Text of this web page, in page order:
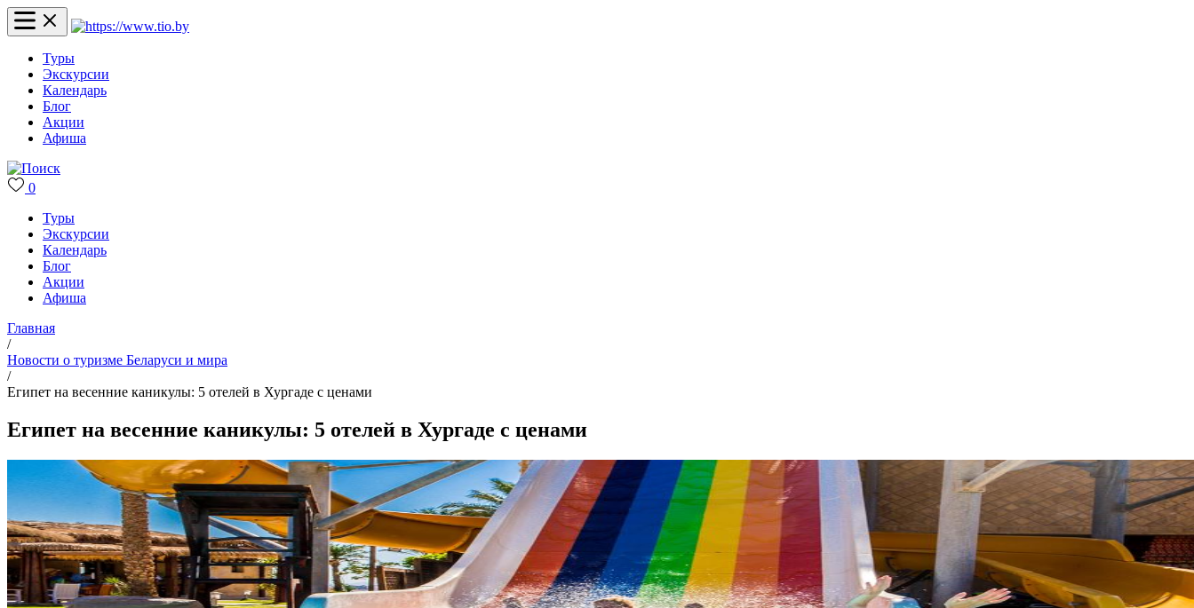
Туры
Экскурсии
Календарь
Блог
Акции
Афиша
0
Туры
Экскурсии
Календарь
Блог
Акции
Афиша
Главная
/
Новости о туризме Беларуси и мира
/
Египет на весенние каникулы: 5 отелей в Хургаде с ценами
Египет на весенние каникулы: 5 отелей в Хургаде с ценами